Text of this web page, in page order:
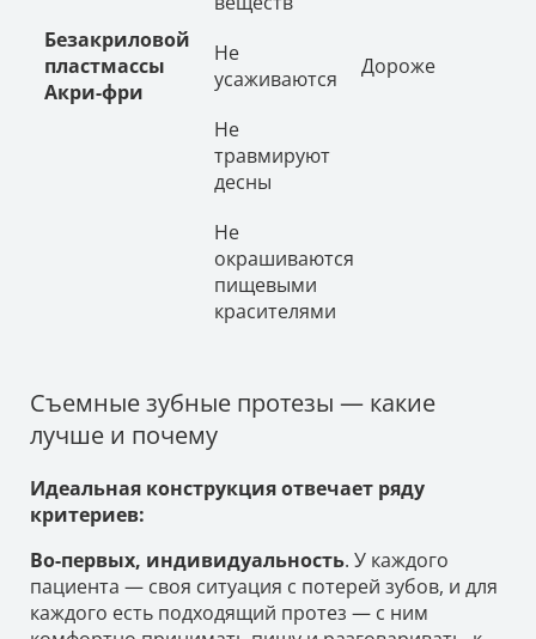
Безакриловой
пластмассы
Акри-фри
Не
усаживаются
Не
травмируют
десны
Не
окрашиваются
пищевыми
красителями
Дороже
Съемные зубные протезы — какие
лучше и почему
Идеальная конструкция отвечает ряду
критериев:
Во-первых, индивидуальность. У каждого
пациента — своя ситуация с потерей зубов, и для
каждого есть подходящий протез — с ним